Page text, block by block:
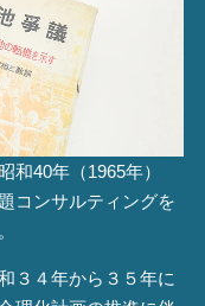
和40年（1965年）
コンサルティングを
３４年から３５年に